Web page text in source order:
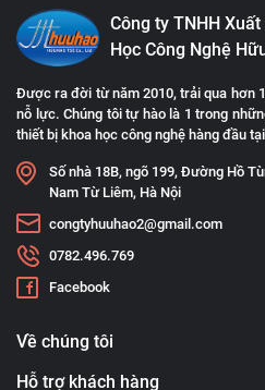
Công ty TNHH
Học Công Nghệ
Được ra đời từ năm 2010, trải qua hơn
nỗ lực. Chúng tôi tự hào là 1 trong
thiết bị khoa học công nghệ hàng đầu
Số nhà 18B, ngõ 199, Đường Hồ
Nam Từ Liêm, Hà Nội
congtyhuuhao2@gmail.com
0782.496.769
Facebook
Về chúng tôi
Hỗ trợ khách hàng